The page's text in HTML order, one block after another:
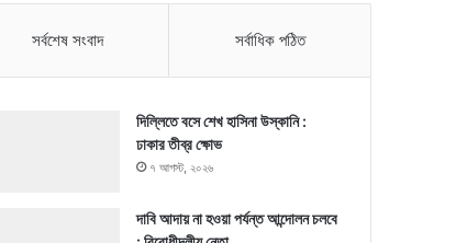
সর্বশেষ সংবাদ সর্বাধিক পঠিত
দিল্লিতে বসে শেখ হাসিনা উস্কানি :
ঢাকার তীব্র ক্ষোভ
৭ আগস্ট, ২০২৬
দাবি আদায় না হওয়া পর্যন্ত আন্দোলন চলবে